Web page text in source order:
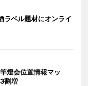
ラベル題材にオンライ
燈会位置情報マッ
割増